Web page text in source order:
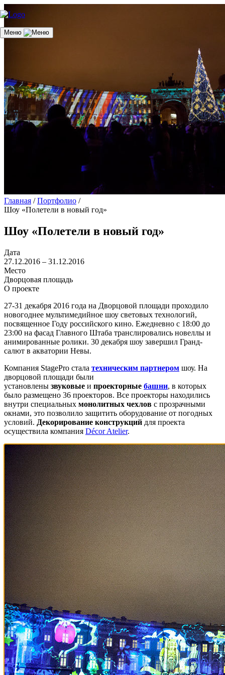
Меню
Главная / Портфолио /
Шоу «Полетели в новый год»
Шоу «Полетели в новый год»
Дата
27.12.2016 – 31.12.2016
Место
Дворцовая площадь
О проекте
27-31 декабря 2016 года на Дворцовой площади проходило
новогоднее мультимедийное шоу световых технологий,
посвященное Году российского кино. Ежедневно с 18:00 до
23:00 на фасад Главного Штаба транслировались новеллы и
анимированные ролики. 30 декабря шоу завершил Гранд-
салют в акватории Невы.
Компания StagePro стала техническим партнером шоу. На
дворцовой площади были
установлены звуковые и проекторные башни, в которых
было размещено 36 проекторов. Все проекторы находились
внутри специальных монолитных чехлов с прозрачными
окнами, это позволило защитить оборудование от погодных
условий. Декорирование конструкций для проекта
осуществила компания Décor Atelier.